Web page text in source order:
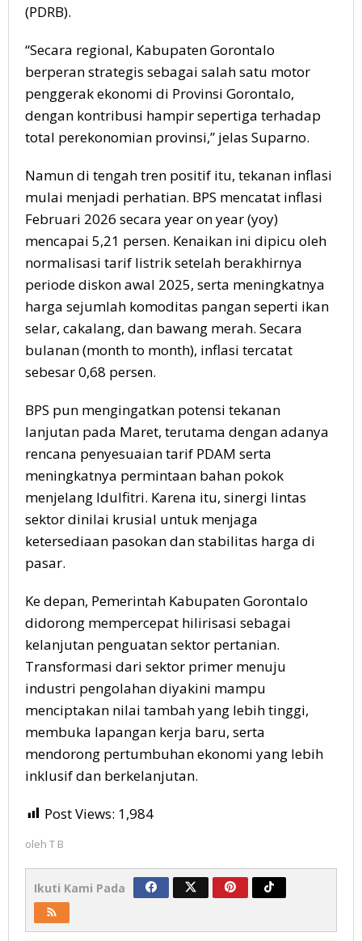
(PDRB).
“Secara regional, Kabupaten Gorontalo
berperan strategis sebagai salah satu motor
penggerak ekonomi di Provinsi Gorontalo,
dengan kontribusi hampir sepertiga terhadap
total perekonomian provinsi,” jelas Suparno.
Namun di tengah tren positif itu, tekanan inflasi
mulai menjadi perhatian. BPS mencatat inflasi
Februari 2026 secara year on year (yoy)
mencapai 5,21 persen. Kenaikan ini dipicu oleh
normalisasi tarif listrik setelah berakhirnya
periode diskon awal 2025, serta meningkatnya
harga sejumlah komoditas pangan seperti ikan
selar, cakalang, dan bawang merah. Secara
bulanan (month to month), inflasi tercatat
sebesar 0,68 persen.
BPS pun mengingatkan potensi tekanan
lanjutan pada Maret, terutama dengan adanya
rencana penyesuaian tarif PDAM serta
meningkatnya permintaan bahan pokok
menjelang Idulfitri. Karena itu, sinergi lintas
sektor dinilai krusial untuk menjaga
ketersediaan pasokan dan stabilitas harga di
pasar.
Ke depan, Pemerintah Kabupaten Gorontalo
didorong mempercepat hilirisasi sebagai
kelanjutan penguatan sektor pertanian.
Transformasi dari sektor primer menuju
industri pengolahan diyakini mampu
menciptakan nilai tambah yang lebih tinggi,
membuka lapangan kerja baru, serta
mendorong pertumbuhan ekonomi yang lebih
inklusif dan berkelanjutan.
Post Views: 1,984
oleh T B
Ikuti Kami Pada